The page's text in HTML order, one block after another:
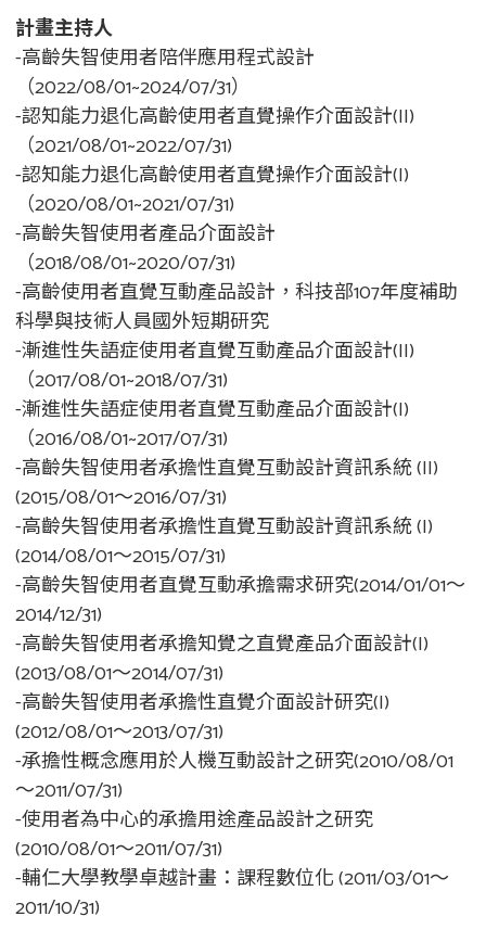
計畫主持人
-高齡失智使用者陪伴應用程式設計
（2022/08/01~2024/07/31）
-認知能力退化高齡使用者直覺操作介面設計(II)
（2021/08/01~2022/07/31)
-認知能力退化高齡使用者直覺操作介面設計(I)
（2020/08/01~2021/07/31)
-高齡失智使用者產品介面設計
（2018/08/01~2020/07/31)
-高齡使用者直覺互動產品設計，科技部107年度補助
科學與技術人員國外短期研究
-漸進性失語症使用者直覺互動產品介面設計(II)
（2017/08/01~2018/07/31)
-漸進性失語症使用者直覺互動產品介面設計(I)
（2016/08/01~2017/07/31)
-高齡失智使用者承擔性直覺互動設計資訊系統 (II)
(2015/08/01～2016/07/31)
-高齡失智使用者承擔性直覺互動設計資訊系統 (I)
(2014/08/01～2015/07/31)
-高齡失智使用者直覺互動承擔需求研究(2014/01/01～
2014/12/31)
-高齡失智使用者承擔知覺之直覺產品介面設計(I)
(2013/08/01～2014/07/31)
-高齡失智使用者承擔性直覺介面設計研究(I)
(2012/08/01～2013/07/31)
-承擔性概念應用於人機互動設計之研究(2010/08/01
～2011/07/31)
-使用者為中心的承擔用途產品設計之研究
(2010/08/01～2011/07/31)
-輔仁大學教學卓越計畫：課程數位化 (2011/03/01～
2011/10/31)